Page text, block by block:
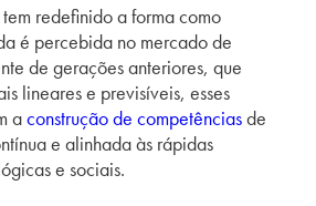
redefinido a forma como
é percebida no mercado de
de gerações anteriores, que
lineares e previsíveis, esses
aconstrução de competênciasde
e alinhada às rápidas
e sociais.